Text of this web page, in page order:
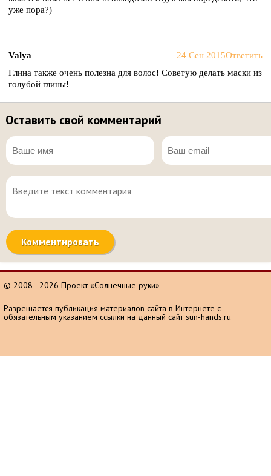
уже пора?)
Valya 24 Сен 2015Ответить
Глина также очень полезна для волос! Советую делать маски из
голубой глины!
Оставить свой комментарий
© 2008 - 2026 Проект «Солнечные руки»
Разрешается публикация материалов сайта в Интернете с
обязательным указанием ссылки на данный сайт sun-hands.ru